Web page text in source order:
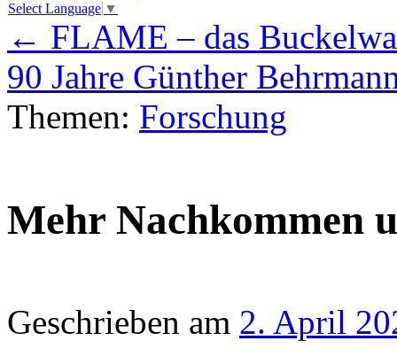
Select Language ▼
← FLAME – das
90 Jahre Günther
Themen: Forschung
Mehr Nachkommen
Geschrieben am 2. April